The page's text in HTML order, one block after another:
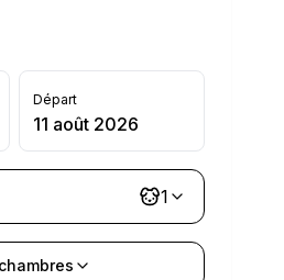
Départ
11 août 2026
1